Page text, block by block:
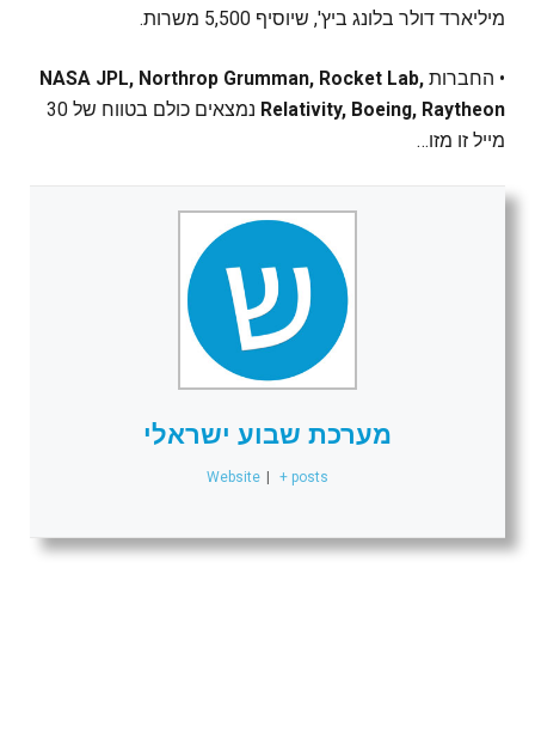
מיליארד דולר בלונג ביץ', שיוסיף 5,500 משרות.
• החברות NASA JPL, Northrop Grumman, Rocket Lab,
Relativity, Boeing, Raytheon
נמצאים כולם בטווח של 30
מייל זו מזו…
מערכת שבוע ישראלי
Website + posts